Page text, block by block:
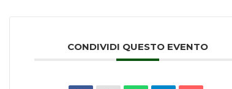
CONDIVIDI QUESTO EVENTO